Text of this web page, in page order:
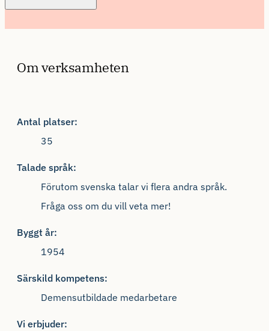
Om verksamheten
Antal platser:
35
Talade språk:
Förutom svenska talar vi flera andra språk.
Fråga oss om du vill veta mer!
Byggt år:
1954
Särskild kompetens:
Demensutbildade medarbetare
Vi erbjuder: